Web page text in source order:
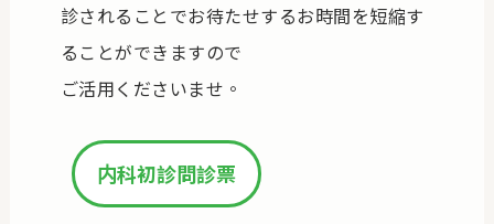
診されることでお待たせするお時間を短縮す
ることができますので
ご活用くださいませ。
内科初診問診票